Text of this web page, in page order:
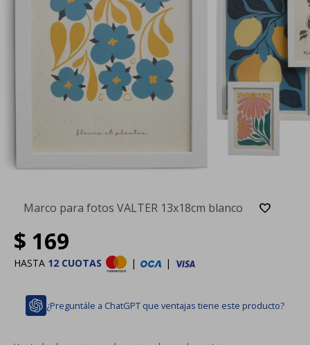
Marco para fotos VALTER 13x18cm blanco
$ 169
HASTA 12 CUOTAS | |
¿Preguntále a ChatGPT que ventajas tiene este producto?